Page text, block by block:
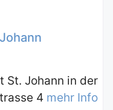
St. Johann in der
4 mehr Info